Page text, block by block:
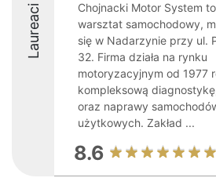
Laureaci
Chojnacki Motor System
warsztat samochodowy,
się w Nadarzynie przy ul.
32. Firma działa na rynku
motoryzacyjnym od 1977
kompleksową
oraz naprawy
użytkowych. Zakład ...
8.6